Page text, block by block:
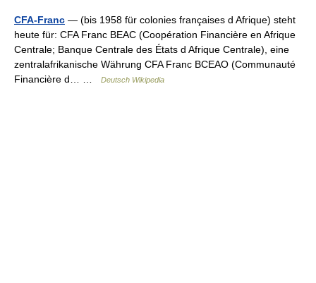
CFA-Franc — (bis 1958 für colonies françaises d Afrique) steht
heute für: CFA Franc BEAC (Coopération Financière en Afrique
Centrale; Banque Centrale des États d Afrique Centrale), eine
zentralafrikanische Währung CFA Franc BCEAO (Communauté
Financière d… …
Deutsch Wikipedia